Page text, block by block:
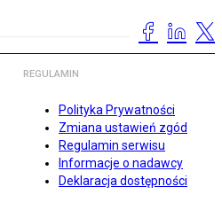
REGULAMIN
Polityka Prywatności
Zmiana ustawień zgód
Regulamin serwisu
Informacje o nadawcy
Deklaracja dostępności